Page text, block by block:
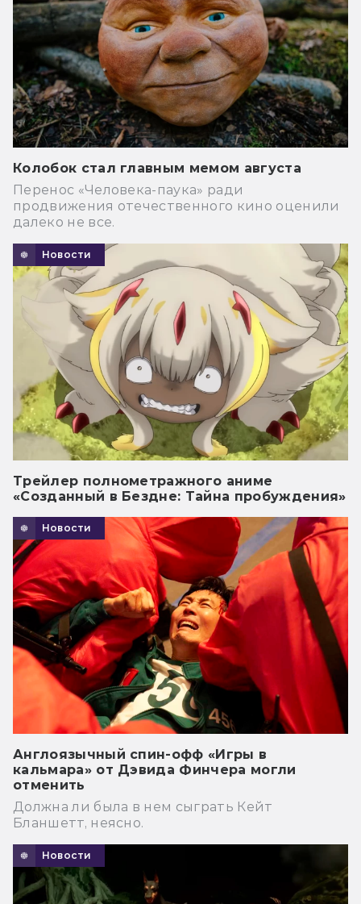
Колобок стал главным мемом августа
Перенос «Человека-паука» ради
продвижения отечественного кино оценили
далеко не все.
Новости
Трейлер полнометражного аниме
«Созданный в Бездне: Тайна пробуждения»
Новости
Англоязычный спин-офф «Игры в
кальмара» от Дэвида Финчера могли
отменить
Должна ли была в нем сыграть Кейт
Бланшетт, неясно.
Новости